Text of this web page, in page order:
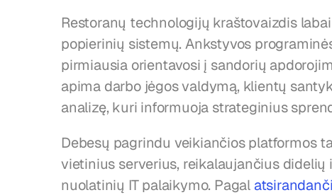
Restoranų technologijų kraštovaizdis
popierinių sistemų. Ankstyvos
pirmiausia orientavosi į sandorių
apima darbo jėgos valdymą, klientų
analizę, kuri informuoja strateginius
Debesų pagrindu veikiančios platformos
vietinius serverius, reikalaujančius
nuolatinių IT palaikymo. Pagal